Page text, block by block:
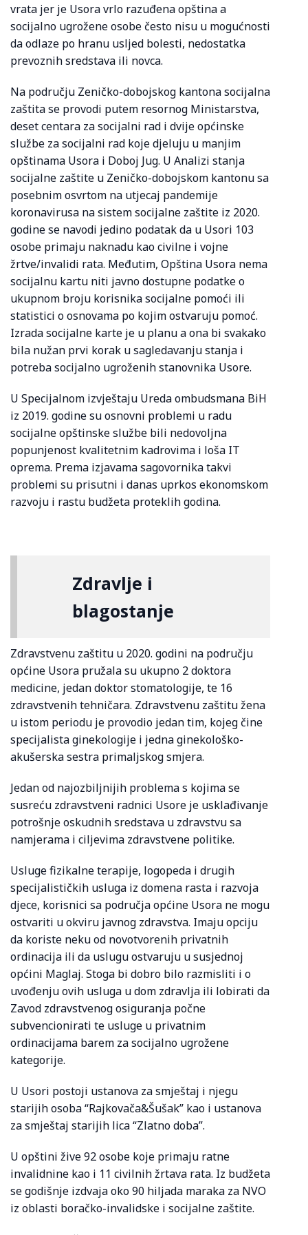
vrata jer je Usora vrlo razuđena opština a
socijalno ugrožene osobe često nisu u mogućnosti
da odlaze po hranu usljed bolesti, nedostatka
prevoznih sredstava ili novca.
Na području Zeničko-dobojskog kantona socijalna
zaštita se provodi putem resornog Ministarstva,
deset centara za socijalni rad i dvije općinske
službe za socijalni rad koje djeluju u manjim
opštinama Usora i Doboj Jug. U Analizi stanja
socijalne zaštite u Zeničko-dobojskom kantonu sa
posebnim osvrtom na utjecaj pandemije
koronavirusa na sistem socijalne zaštite iz 2020.
godine se navodi jedino podatak da u Usori 103
osobe primaju naknadu kao civilne i vojne
žrtve/invalidi rata. Međutim, Opština Usora nema
socijalnu kartu niti javno dostupne podatke o
ukupnom broju korisnika socijalne pomoći ili
statistici o osnovama po kojim ostvaruju pomoć.
Izrada socijalne karte je u planu a ona bi svakako
bila nužan prvi korak u sagledavanju stanja i
potreba socijalno ugroženih stanovnika Usore.
U Specijalnom izvještaju Ureda ombudsmana BiH
iz 2019. godine su osnovni problemi u radu
socijalne opštinske službe bili nedovoljna
popunjenost kvalitetnim kadrovima i loša IT
oprema. Prema izjavama sagovornika takvi
problemi su prisutni i danas uprkos ekonomskom
razvoju i rastu budžeta proteklih godina.
Zdravlje i
blagostanje
Zdravstvenu zaštitu u 2020. godini na području
općine Usora pružala su ukupno 2 doktora
medicine, jedan doktor stomatologije, te 16
zdravstvenih tehničara. Zdravstvenu zaštitu žena
u istom periodu je provodio jedan tim, kojeg čine
specijalista ginekologije i jedna ginekološko-
akušerska sestra primaljskog smjera.
Jedan od najozbiljnijih problema s kojima se
susreću zdravstveni radnici Usore je usklađivanje
potrošnje oskudnih sredstava u zdravstvu sa
namjerama i ciljevima zdravstvene politike.
Usluge fizikalne terapije, logopeda i drugih
specijalističkih usluga iz domena rasta i razvoja
djece, korisnici sa područja općine Usora ne mogu
ostvariti u okviru javnog zdravstva. Imaju opciju
da koriste neku od novotvorenih privatnih
ordinacija ili da uslugu ostvaruju u susjednoj
općini Maglaj. Stoga bi dobro bilo razmisliti i o
uvođenju ovih usluga u dom zdravlja ili lobirati da
Zavod zdravstvenog osiguranja počne
subvencionirati te usluge u privatnim
ordinacijama barem za socijalno ugrožene
kategorije.
U Usori postoji ustanova za smještaj i njegu
starijih osoba “Rajkovača&Šušak” kao i ustanova
za smještaj starijih lica “Zlatno doba”.
U opštini žive 92 osobe koje primaju ratne
invalidnine kao i 11 civilnih žrtava rata. Iz budžeta
se godišnje izdvaja oko 90 hiljada maraka za NVO
iz oblasti boračko-invalidske i socijalne zaštite.